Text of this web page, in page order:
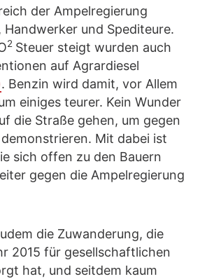
der Ampelregierung
und Spediteure.
2 Steuer steigt wurden auch
auf Agrardiesel
. Benzin wird damit, vor Allem
einiges teurer. Kein Wunder
die Straße gehen, um gegen
Mit dabei ist
sich offen zu den Bauern
gegen die Ampelregierung
die Zuwanderung, die
2015 für gesellschaftlichen
hat, und seitdem kaum